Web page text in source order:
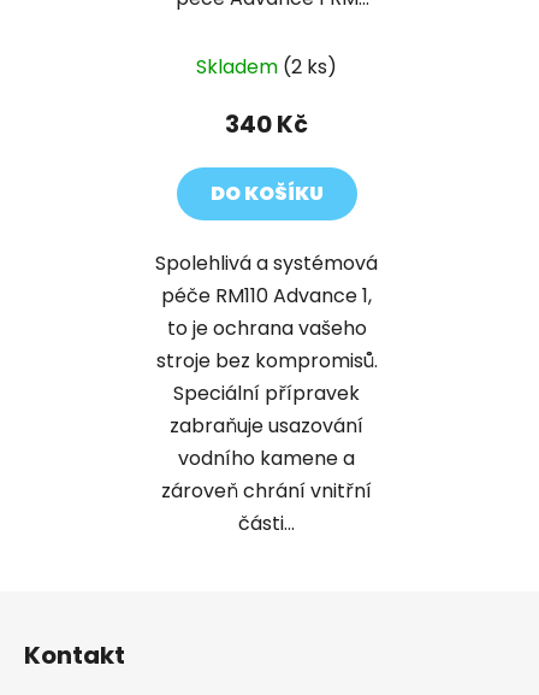
Skladem (2 ks)
340 Kč
DO KOŠÍKU
Spolehlivá a systémová
péče RM110 Advance 1,
to je ochrana vašeho
stroje bez kompromisů.
Speciální přípravek
zabraňuje usazování
vodního kamene a
zároveň chrání vnitřní
části...
Kontakt